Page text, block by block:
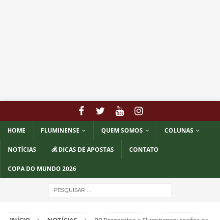
HOME FLUMINENSE QUEM SOMOS COLUNAS
NOTÍCIAS 💰 DICAS DE APOSTAS CONTATO
COPA DO MUNDO 2026